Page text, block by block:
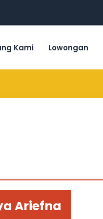
Kami Lowongan
Ariefna